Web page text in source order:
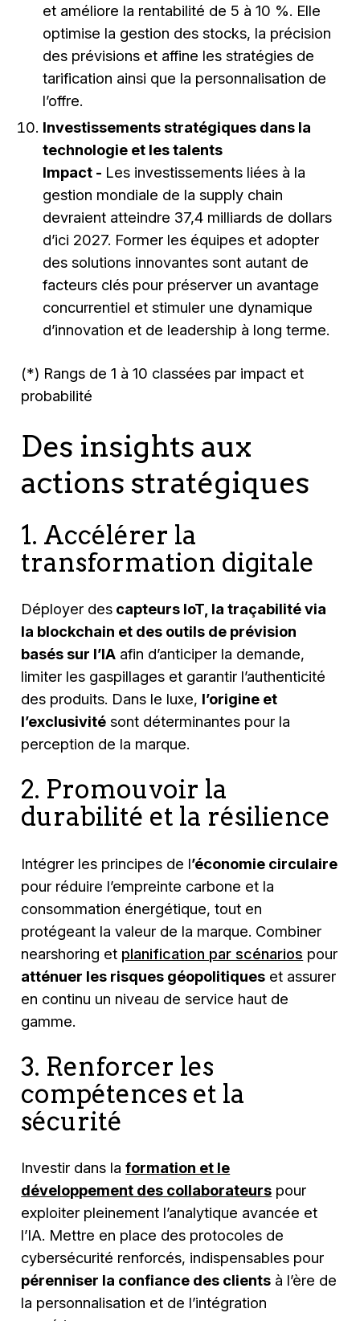
et améliore la rentabilité de 5 à 10 %. Elle
optimise la gestion des stocks, la précision
des prévisions et affine les stratégies de
tarification ainsi que la personnalisation de
l’offre.
Investissements stratégiques dans la
technologie et les talents
Impact - Les investissements liées à la
gestion mondiale de la supply chain
devraient atteindre 37,4 milliards de dollars
d’ici 2027. Former les équipes et adopter
des solutions innovantes sont autant de
facteurs clés pour préserver un avantage
concurrentiel et stimuler une dynamique
d’innovation et de leadership à long terme.
(*) Rangs de 1 à 10 classées par impact et
probabilité
Des insights aux
actions stratégiques
1. Accélérer la
transformation digitale
Déployer des capteurs IoT, la traçabilité via
la blockchain et des outils de prévision
basés sur l’IA afin d’anticiper la demande,
limiter les gaspillages et garantir l’authenticité
des produits. Dans le luxe, l’origine et
l’exclusivité sont déterminantes pour la
perception de la marque.
2. Promouvoir la
durabilité et la résilience
Intégrer les principes de l’économie circulaire
pour réduire l’empreinte carbone et la
consommation énergétique, tout en
protégeant la valeur de la marque. Combiner
nearshoring et planification par scénarios pour
atténuer les risques géopolitiques et assurer
en continu un niveau de service haut de
gamme.
3. Renforcer les
compétences et la
sécurité
Investir dans laformation et le
développement des collaborateurs pour
exploiter pleinement l’analytique avancée et
l’IA. Mettre en place des protocoles de
cybersécurité renforcés, indispensables pour
pérenniser la confiance des clients à l’ère de
la personnalisation et de l’intégration